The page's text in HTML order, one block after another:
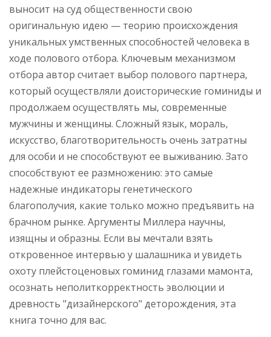
выносит на суд общественности свою
оригинальную идею — теорию происхождения
уникальных умственных способностей человека в
ходе полового отбора. Ключевым механизмом
отбора автор считает выбор полового партнера,
который осуществляли доисторические гоминиды и
продолжаем осуществлять мы, современные
мужчины и женщины. Сложный язык, мораль,
искусство, благотворительность очень затратны
для особи и не способствуют ее выживанию. Зато
способствуют ее размножению: это самые
надежные индикаторы генетического
благополучия, какие только можно предъявить на
брачном рынке. Аргументы Миллера научны,
изящны и образны. Если вы мечтали взять
откровенное интервью у шалашника и увидеть
охоту плейстоценовых гоминид глазами мамонта,
осознать неполиткорректность эволюции и
древность "дизайнерского" деторождения, эта
книга точно для вас.